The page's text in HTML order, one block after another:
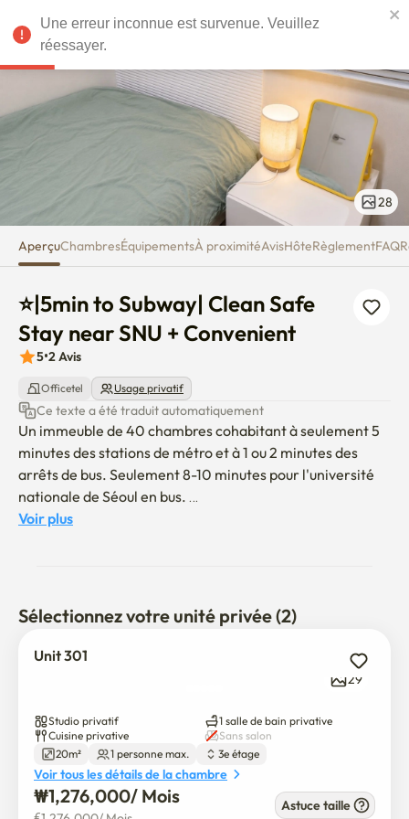
⭐|5min to Subway| Clean Safe
EUR
28
AperçuChambresÉquipementsÀ proximitéAvisHôteRèglementFAQ
⭐|5min to Subway| Clean Safe
Stay near SNU + Convenient
5•2Avis
Officetel Usage privatif
Ce texte a été traduit automatiquement
Un immeuble de 40 chambres cohabitant à seulement 5
minutes des stations de métro et à 1 ou 2 minutes des
arrêts de bus. Seulement 8-10 minutes pour l'université
nationale de Séoul en bus.
Votre chambre est calme, lumineuse, sûre et dispose d'un
l'Université nationale de Séoul!
Ce studio lumineux et confortable est situé entre la gare
🛋 Entièrement meublé avec :
Lit, bureau, chaise, garde-robe
Voir plus
Sélectionnez votre unité privée (2)
Unit 301
29
Studio privatif
1 salle de bain privative
Cuisine privative
Sans salon
20m²
1 personne max. 3e étage
Voir tous les détails de la chambre
₩1,276,000/ Mois Astuce taille
Une erreur inconnue est survenue. Veuillez
réessayer.